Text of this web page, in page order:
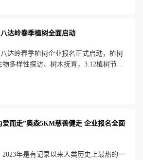
达岭春季植树全面启动
达岭春季植树企业报名正式启动，植树
多样性探访、树木抚育，3.12植树节，
每年4-6月开展，支持企业及员工志愿者
爱而走”奥森5KM慈善健走 企业报名全面
年是有记录以来人类历史上最热的一